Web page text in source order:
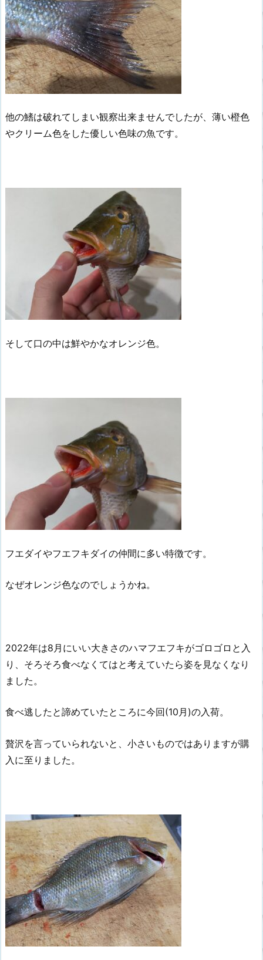
他の鰭は破れてしまい観察出来ませんでしたが、薄い橙色
やクリーム色をした優しい色味の魚です。
そして口の中は鮮やかなオレンジ色。
フエダイやフエフキダイの仲間に多い特徴です。
なぜオレンジ色なのでしょうかね。
2022年は8月にいい大きさのハマフエフキがゴロゴロと入
り、そろそろ食べなくてはと考えていたら姿を見なくなり
ました。
食べ逃したと諦めていたところに今回(10月)の入荷。
贅沢を言っていられないと、小さいものではありますが購
入に至りました。